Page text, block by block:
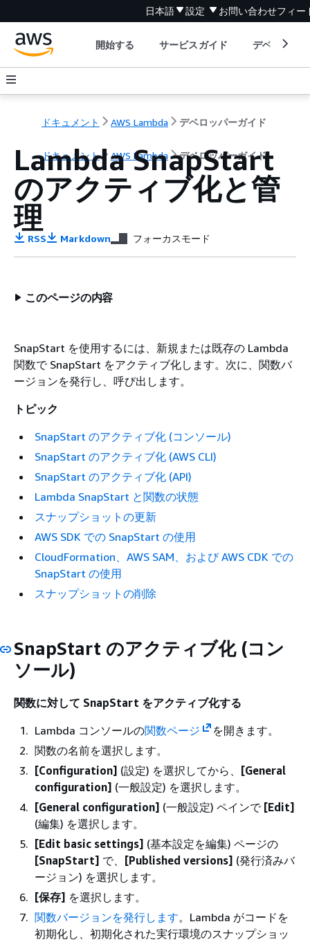
日本語 設定 お問い合わせフィー
開始する サービスガイド デベロッパ
ドキュメント AWS Lambda デベロッパーガイド
ドキュメント AWS Lambda デベロッパーガイド
Lambda SnapStart
のアクティブ化と管
理
RSS Markdown フォーカスモード
このページの内容
SnapStart を使用するには、新規または既存の Lambda
関数で SnapStart をアクティブ化します。次に、関数バ
ージョンを発行し、呼び出します。
トピック
SnapStart のアクティブ化 (コンソール)
SnapStart のアクティブ化 (AWS CLI)
SnapStart のアクティブ化 (API)
Lambda SnapStart と関数の状態
スナップショットの更新
AWS SDK での SnapStart の使用
CloudFormation、AWS SAM、および AWS CDK での
SnapStart の使用
スナップショットの削除
SnapStart のアクティブ化 (コン
ソール)
関数に対して SnapStart をアクティブ化する
Lambda コンソールの関数ページ
を開きます。
関数の名前を選択します。
[Configuration] (設定) を選択してから、 [General
configuration] (一般設定) を選択します。
[General configuration] (一般設定) ペインで [Edit]
(編集) を選択します。
[Edit basic settings] (基本設定を編集) ページの
[SnapStart] で、 [Published versions] (発行済みバ
ージョン) を選択します。
[保存] を選択します。
関数バージョンを発行します。Lambda がコードを
初期化し、初期化された実行環境のスナップショッ